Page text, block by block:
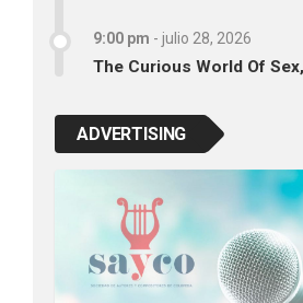
9:00 pm - julio 28, 2026
The Curious World Of
ADVERTISING